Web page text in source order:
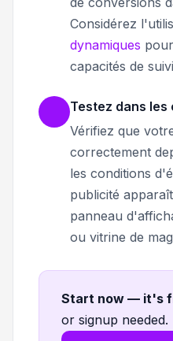
Considérez
dynamiques
capacités de
Testez dans
Vérifiez que
correctement
les conditions
publicité
panneau
ou vitrine de
Start now — it's
or signup needed.